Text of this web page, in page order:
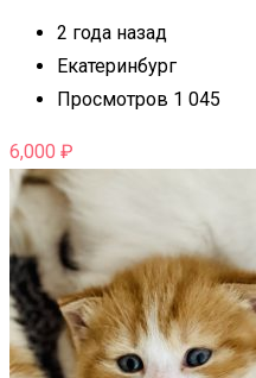
2 года назад
Екатеринбург
Просмотров 1 045
6,000 ₽